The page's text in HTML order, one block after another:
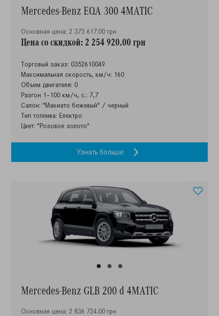
Mercedes-Benz EQA 300 4MATIC
Основная цена: 2 373 617.00 грн
Цена со скидкой: 2 254 920.00 грн
Торговый заказ: 0352610049
Максимальная скорость, км/ч: 160
Объем двигателя: 0
Разгон 1–100 км/ч, с.: 7,7
Салон: "Макиато бежевый" / черный
Тип топлива: Електро
Цвет: "Розовое золото"
Узнать больше
Mercedes-Benz GLB 200 d 4MATIC
Основная цена: 2 836 724.00 грн